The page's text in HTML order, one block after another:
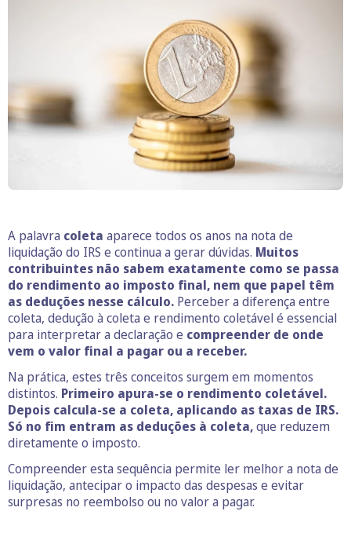
A palavra coleta aparece todos os anos na nota de
liquidação do IRS e continua a gerar dúvidas. Muitos
contribuintes não sabem exatamente como se passa
do rendimento ao imposto final, nem que papel têm
as deduções nesse cálculo. Perceber a diferença entre
coleta, dedução à coleta e rendimento coletável é essencial
para interpretar a declaração e compreender de onde
vem o valor final a pagar ou a receber.
Na prática, estes três conceitos surgem em momentos
distintos. Primeiro apura-se o rendimento coletável.
Depois calcula-se a coleta, aplicando as taxas de IRS.
Só no fim entram as deduções à coleta,que reduzem
diretamente o imposto.
Compreender esta sequência permite ler melhor a nota de
liquidação, antecipar o impacto das despesas e evitar
surpresas no reembolso ou no valor a pagar.